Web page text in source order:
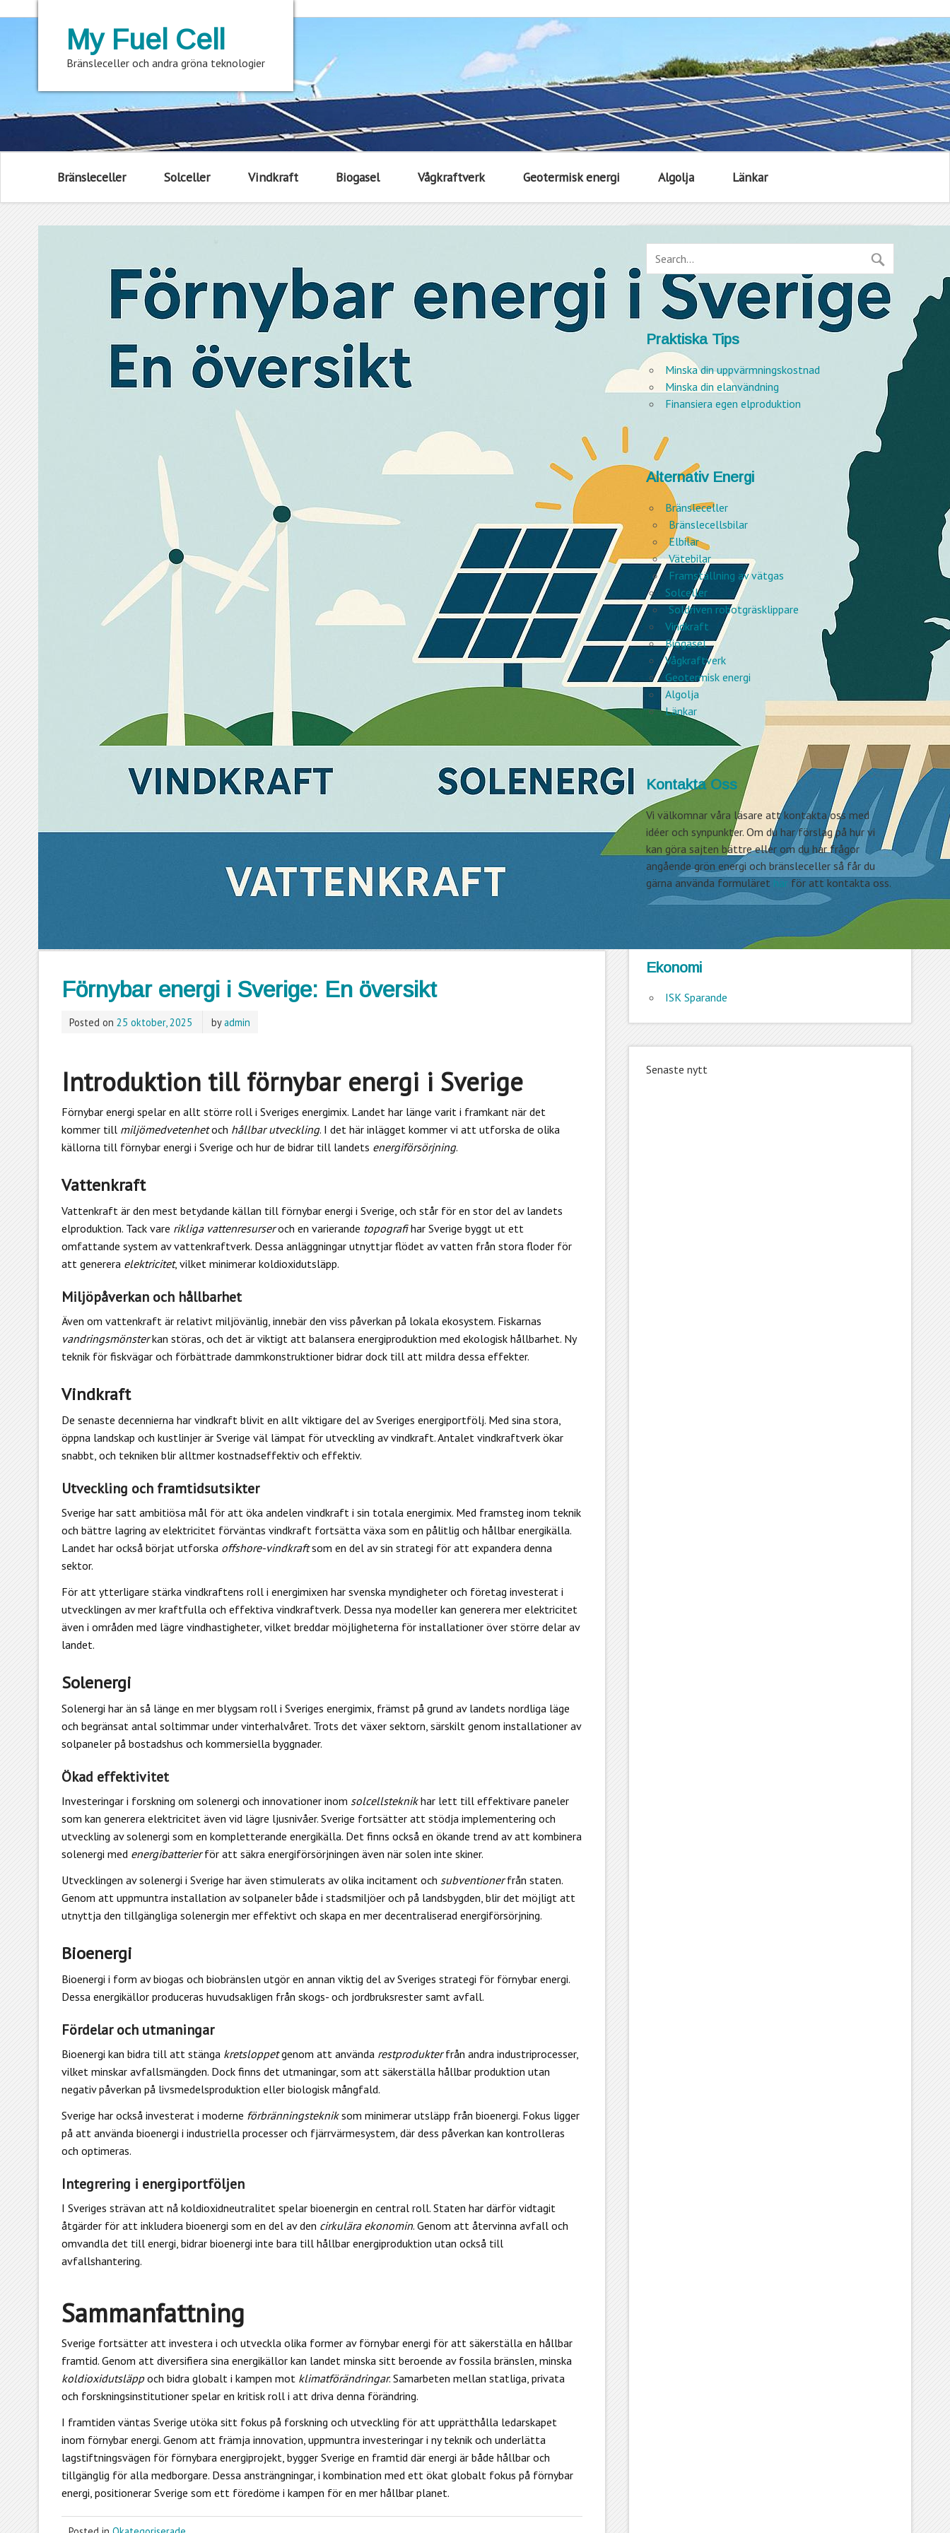
My Fuel Cell
Bränsleceller och andra gröna teknologier
Bränsleceller Solceller Vindkraft Biogasel Vågkraftverk Geotermisk energi Algolja Länkar
Förnybar energi i Sverige: En översikt
Posted on 25 oktober, 2025 byadmin
Introduktion till förnybar energi i Sverige
Förnybar energi spelar en allt större roll i Sveriges energimix. Landet har länge varit i framkant när det
kommer till miljömedvetenhetoch hållbar utveckling. I det här inlägget kommer vi att utforska de olika
källorna till förnybar energi i Sverige och hur de bidrar till landets energiförsörjning.
Vattenkraft
Vattenkraft är den mest betydande källan till förnybar energi i Sverige, och står för en stor del av landets
elproduktion. Tack vare rikliga vattenresurseroch en varierande topografihar Sverige byggt ut ett
omfattande system av vattenkraftverk. Dessa anläggningar utnyttjar flödet av vatten från stora floder för
att generera elektricitet, vilket minimerar koldioxidutsläpp.
Miljöpåverkan och hållbarhet
Även om vattenkraft är relativt miljövänlig, innebär den viss påverkan på lokala ekosystem. Fiskarnas
vandringsmönsterkan störas, och det är viktigt att balansera energiproduktion med ekologisk hållbarhet. Ny
teknik för fiskvägar och förbättrade dammkonstruktioner bidrar dock till att mildra dessa effekter.
Vindkraft
De senaste decennierna har vindkraft blivit en allt viktigare del av Sveriges energiportfölj. Med sina stora,
öppna landskap och kustlinjer är Sverige väl lämpat för utveckling av vindkraft. Antalet vindkraftverk ökar
snabbt, och tekniken blir alltmer kostnadseffektiv och effektiv.
Utveckling och framtidsutsikter
Sverige har satt ambitiösa mål för att öka andelen vindkraft i sin totala energimix. Med framsteg inom teknik
och bättre lagring av elektricitet förväntas vindkraft fortsätta växa som en pålitlig och hållbar energikälla.
Landet har också börjat utforska offshore-vindkraftsom en del av sin strategi för att expandera denna
sektor.
För att ytterligare stärka vindkraftens roll i energimixen har svenska myndigheter och företag investerat i
utvecklingen av mer kraftfulla och effektiva vindkraftverk. Dessa nya modeller kan generera mer elektricitet
även i områden med lägre vindhastigheter, vilket breddar möjligheterna för installationer över större delar av
landet.
Solenergi
Solenergi har än så länge en mer blygsam roll i Sveriges energimix, främst på grund av landets nordliga läge
och begränsat antal soltimmar under vinterhalvåret. Trots det växer sektorn, särskilt genom installationer av
solpaneler på bostadshus och kommersiella byggnader.
Ökad effektivitet
Investeringar i forskning om solenergi och innovationer inom solcellsteknikhar lett till effektivare paneler
som kan generera elektricitet även vid lägre ljusnivåer. Sverige fortsätter att stödja implementering och
utveckling av solenergi som en kompletterande energikälla. Det finns också en ökande trend av att kombinera
solenergi med energibatterierför att säkra energiförsörjningen även när solen inte skiner.
Utvecklingen av solenergi i Sverige har även stimulerats av olika incitament och subventionerfrån staten.
Genom att uppmuntra installation av solpaneler både i stadsmiljöer och på landsbygden, blir det möjligt att
utnyttja den tillgängliga solenergin mer effektivt och skapa en mer decentraliserad energiförsörjning.
Bioenergi
Bioenergi i form av biogas och biobränslen utgör en annan viktig del av Sveriges strategi för förnybar energi.
Dessa energikällor produceras huvudsakligen från skogs- och jordbruksrester samt avfall.
Fördelar och utmaningar
Bioenergi kan bidra till att stänga kretsloppetgenom att använda restprodukterfrån andra industriprocesser,
vilket minskar avfallsmängden. Dock finns det utmaningar, som att säkerställa hållbar produktion utan
negativ påverkan på livsmedelsproduktion eller biologisk mångfald.
Sverige har också investerat i moderne förbränningstekniksom minimerar utsläpp från bioenergi. Fokus ligger
på att använda bioenergi i industriella processer och fjärrvärmesystem, där dess påverkan kan kontrolleras
och optimeras.
Integrering i energiportföljen
I Sveriges strävan att nå koldioxidneutralitet spelar bioenergin en central roll. Staten har därför vidtagit
åtgärder för att inkludera bioenergi som en del av den cirkulära ekonomin. Genom att återvinna avfall och
omvandla det till energi, bidrar bioenergi inte bara till hållbar energiproduktion utan också till
avfallshantering.
Sammanfattning
Sverige fortsätter att investera i och utveckla olika former av förnybar energi för att säkerställa en hållbar
framtid. Genom att diversifiera sina energikällor kan landet minska sitt beroende av fossila bränslen, minska
koldioxidutsläppoch bidra globalt i kampen mot klimatförändringar. Samarbeten mellan statliga, privata
och forskningsinstitutioner spelar en kritisk roll i att driva denna förändring.
I framtiden väntas Sverige utöka sitt fokus på forskning och utveckling för att upprätthålla ledarskapet
inom förnybar energi. Genom att främja innovation, uppmuntra investeringar i ny teknik och underlätta
lagstiftningsvägen för förnybara energiprojekt, bygger Sverige en framtid där energi är både hållbar och
tillgänglig för alla medborgare. Dessa ansträngningar, i kombination med ett ökat globalt fokus på förnybar
energi, positionerar Sverige som ett föredöme i kampen för en mer hållbar planet.
Praktiska Tips
Minska din uppvärmningskostnad
Minska din elanvändning
Finansiera egen elproduktion
Alternativ Energi
Bränsleceller
Bränslecellsbilar
Elbilar
Vätebilar
Framställning av vätgas
Solceller
Soldriven robotgräsklippare
Vindkraft
Biogasel
Vågkraftverk
Geotermisk energi
Algolja
Länkar
Kontakta Oss
Vi välkomnar våra läsare att kontakta oss med
idéer och synpunkter. Om du har förslag på hur vi
kan göra sajten bättre eller om du har frågor
angående grön energi och bränsleceller så får du
gärna använda formuläret här för att kontakta oss.
Ekonomi
ISK Sparande
Senaste nytt